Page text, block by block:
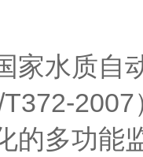
家水质自
的多功能